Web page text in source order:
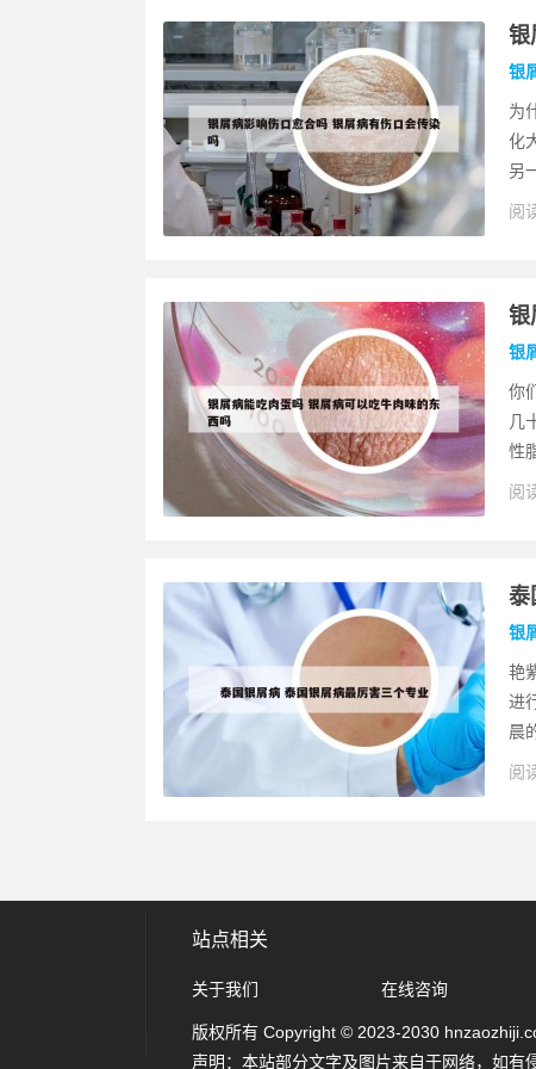
银
银
为
化
另
阅
银
银
你
几
性
阅
泰
银
艳
进
晨
阅
站点相关
关于我们 在线咨询
版权所有 Copyright © 2023-2030
声明：本站部分文字及图片来自于网络，如有